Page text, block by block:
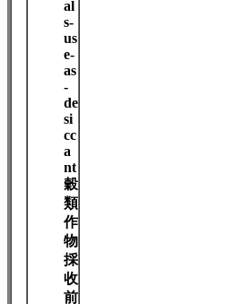
al
s-
us
e-
as
-
de
si
cc
a
nt
穀
類
作
物
採
收
前